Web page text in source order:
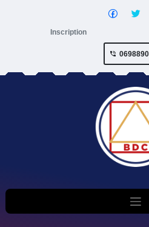
Inscription